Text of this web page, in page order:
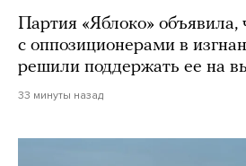
Партия «Яблоко» объявила,
с оппозиционерами в
решили поддержать ее на
33 минуты назад